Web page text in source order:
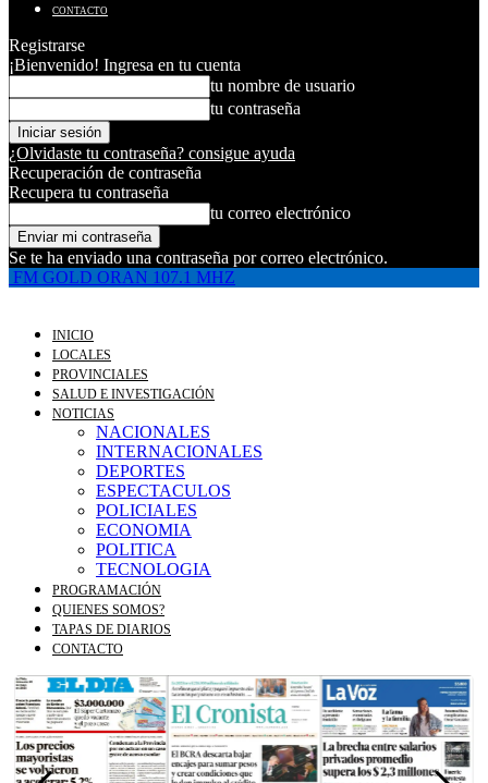
CONTACTO
Registrarse
¡Bienvenido! Ingresa en tu cuenta
tu nombre de usuario
tu contraseña
¿Olvidaste tu contraseña? consigue ayuda
Recuperación de contraseña
Recupera tu contraseña
tu correo electrónico
Se te ha enviado una contraseña por correo electrónico.
FM GOLD ORAN 107.1 MHZ
INICIO
LOCALES
PROVINCIALES
SALUD E INVESTIGACIÓN
NOTICIAS
NACIONALES
INTERNACIONALES
DEPORTES
ESPECTACULOS
POLICIALES
ECONOMIA
POLITICA
TECNOLOGIA
PROGRAMACIÓN
QUIENES SOMOS?
TAPAS DE DIARIOS
CONTACTO